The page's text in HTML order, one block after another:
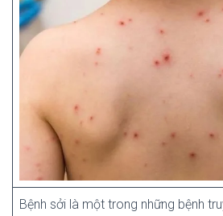
Bệnh sởi là một trong những bệnh